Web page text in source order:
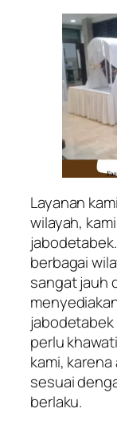
Layanan
wilayah,
berbagai
sangat jauh
jabodetabek
perlu
kami,
sesuai
berlaku.